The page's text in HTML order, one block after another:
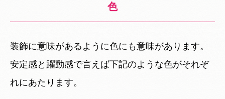
色
装飾に意味があるように色にも意味があります。
安定感と躍動感で言えば下記のような色がそれぞ
れにあたります。